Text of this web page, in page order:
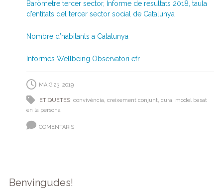
Baròmetre tercer sector, Informe de resultats 2018, taula
d’entitats del tercer sector social de Catalunya
Nombre d’habitants a Catalunya
Informes Wellbeing Observatori efr
MAIG 23, 2019
ETIQUETES: convivència, creixement conjunt, cura, model basat
en la persona
COMENTARIS
Benvingudes!